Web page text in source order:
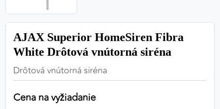
AJAX Superior HomeSiren Fibra
White Drôtová vnútorná siréna
Drôtová vnútorná siréna
Cena na vyžiadanie
Tieto cookies sú potrebné na správne fungovanie
zabezpečiť jej plnú funkčnosť.
PREFERENČNÉ COOKIES